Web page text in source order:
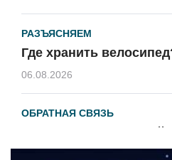
РАЗЪЯСНЯЕМ
Где хранить
06.08.2026
ОБРАТНАЯ СВЯЗЬ
Администрация онлайн